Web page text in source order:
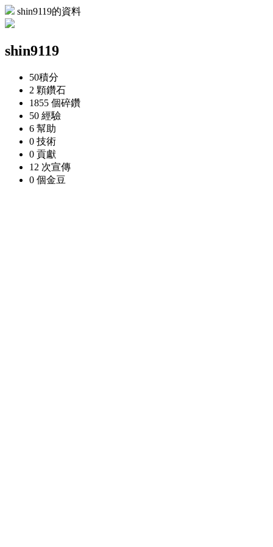
shin9119的資料
shin9119
50積分
2 顆鑽石
1855 個碎鑽
50 經驗
6 幫助
0 技術
0 貢獻
12 次宣傳
0 個金豆